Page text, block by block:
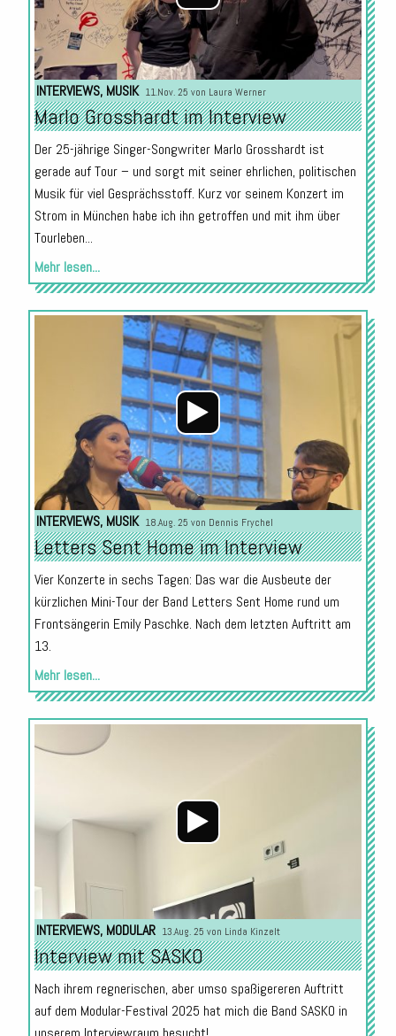
INTERVIEWS, MUSIK 11.Nov. 25 von Laura Werner
Marlo Grosshardt im Interview
Der 25-jährige Singer-Songwriter Marlo Grosshardt ist
gerade auf Tour – und sorgt mit seiner ehrlichen, politischen
Musik für viel Gesprächsstoff. Kurz vor seinem Konzert im
Strom in München habe ich ihn getroffen und mit ihm über
Tourleben...
Mehr lesen...
Audio-
Player
INTERVIEWS, MUSIK 18.Aug. 25 von Dennis Frychel
Letters Sent Home im Interview
Vier Konzerte in sechs Tagen: Das war die Ausbeute der
kürzlichen Mini-Tour der Band Letters Sent Home rund um
Frontsängerin Emily Paschke. Nach dem letzten Auftritt am
13.
Mehr lesen...
Audio-
Player
INTERVIEWS, MODULAR 13.Aug. 25 von Linda Kinzelt
Interview mit SASKO
Nach ihrem regnerischen, aber umso spaßigereren Auftritt
auf dem Modular-Festival 2025 hat mich die Band SASKO in